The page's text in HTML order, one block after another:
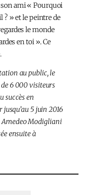
ami « Pourquoi
? » et le peintre de
le monde
en toi ». Ce
au public, le
6 000 visiteurs
succès en
5 juin 2016
Amedeo Modigliani
ensuite à